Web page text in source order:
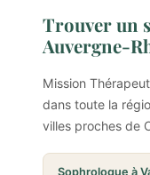
Trouver un
Auvergne-
Mission
dans toute la
villes proches de
Sophrologue à